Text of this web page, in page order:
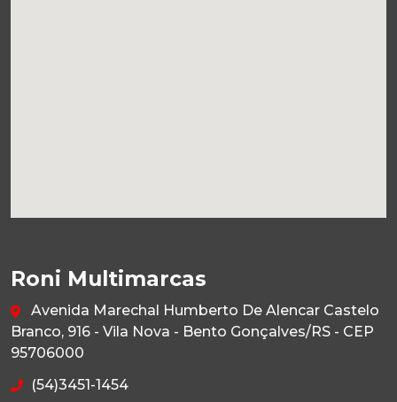
Roni Multimarcas
Avenida Marechal Humberto De Alencar Castelo
Branco, 916 - Vila Nova - Bento Gonçalves/RS - CEP
95706000
(54)3451-1454